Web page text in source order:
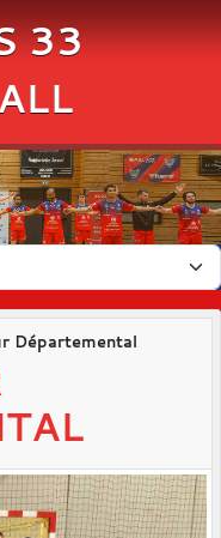
33
Départemental